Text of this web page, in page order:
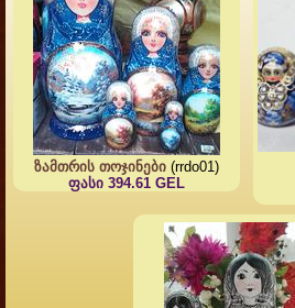
ზამთრის თოჯინები (rrdo01)
ფასი 394.61 GEL